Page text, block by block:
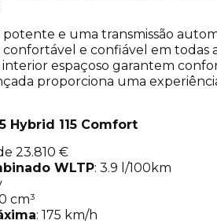
e uma transmissão
e confiável em todas
espaçoso garantem
proporciona uma
Hybrid 115 Comfort
23.810 €
WLTP: 3.9 l/100km
cm³
: 175 km/h